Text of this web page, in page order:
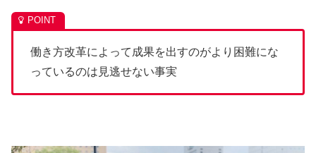
働き方改革によって成果を出すのがより困難にな
っているのは見逃せない事実